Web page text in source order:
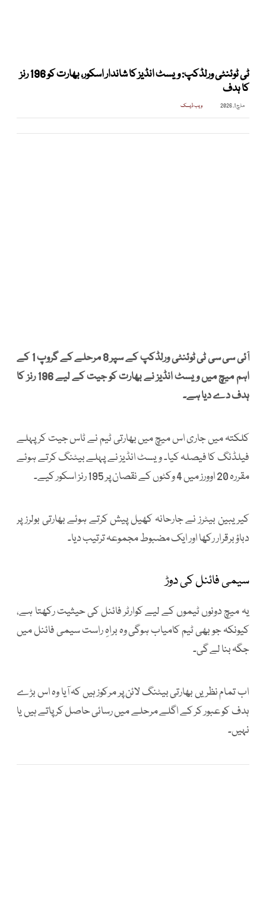
ٹی ٹوئنٹی ورلڈکپ: ویسٹ انڈیز کا شاندار اسکور، بھارت کو 196 رنز
کا ہدف
مارچ 1, 2026 ویب ڈیسک
آئی سی سی ٹی ٹوئنٹی ورلڈکپ
کے سپر 8 مرحلے کے گروپ 1 کے
اہم میچ میں ویسٹ انڈیز نے بھارت کو جیت کے لیے 196 رنز کا
ہدف دے دیا ہے۔
کلکتہ میں جاری اس میچ میں بھارتی ٹیم نے ٹاس جیت کر پہلے
فیلڈنگ کا فیصلہ کیا۔ ویسٹ انڈیز نے پہلے بیٹنگ کرتے ہوئے
مقررہ 20 اوورز میں 4 وکٹوں کے نقصان پر 195 رنز اسکور کیے۔
کیریبین بیٹرز نے جارحانہ کھیل پیش کرتے ہوئے بھارتی بولرز پر
دباؤ برقرار رکھا اور ایک مضبوط مجموعہ ترتیب دیا۔
سیمی فائنل کی دوڑ
یہ میچ دونوں ٹیموں کے لیے کوارٹر فائنل کی حیثیت رکھتا ہے،
کیونکہ جو بھی ٹیم کامیاب ہوگی وہ براہِ راست سیمی فائنل میں
جگہ بنا لے گی۔
اب تمام نظریں بھارتی بیٹنگ لائن پر مرکوز ہیں کہ آیا وہ اس بڑے
ہدف کو عبور کر کے اگلے مرحلے میں رسائی حاصل کر پاتے ہیں یا
نہیں۔